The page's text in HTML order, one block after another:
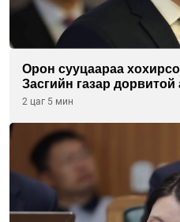
Орон сууцаараа
Засгийн газар
2 цаг 5 мин